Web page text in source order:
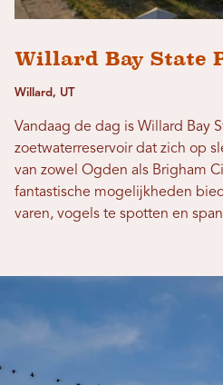
Willard Bay State
Willard, UT
Vandaag de dag is Willard Bay
zoetwaterreservoir dat zich op
van zowel Ogden als Brigham
fantastische mogelijkheden
varen, vogels te spotten en